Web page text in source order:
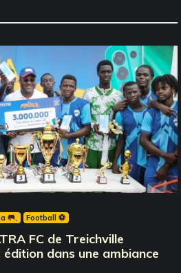
🥅 Football ⚽️
FC de Treichville
dans une ambiance